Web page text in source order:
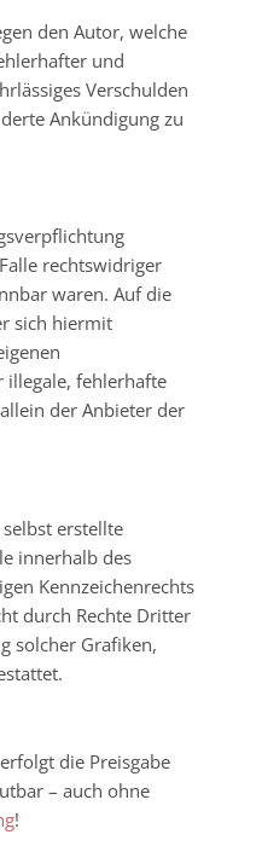
den Autor, welche
und
Verschulden
Ankündigung zu
rechtswidriger
waren. Auf die
sich hiermit
illegale, fehlerhafte
der Anbieter der
erstellte
innerhalb des
Kennzeichenrechts
durch Rechte Dritter
solcher Grafiken,
die Preisgabe
– auch ohne
!